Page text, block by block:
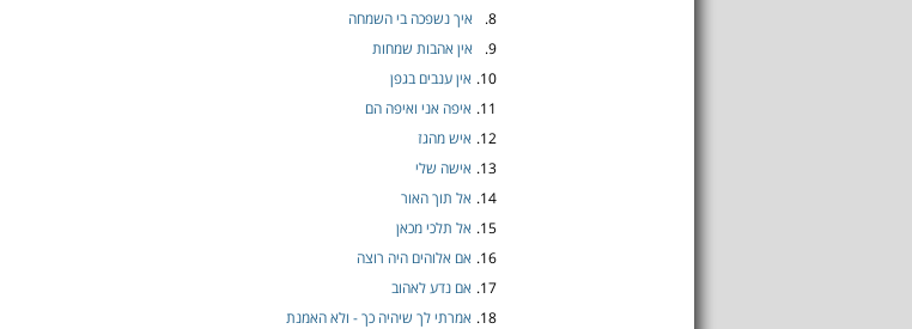
8.
איך נשפכה בי השמחה
9.
אין אהבות שמחות
10. אין ענבים בגפן
11. איפה אני ואיפה הם
12. איש מהגז
13. אישה שלי
14. אל תוך האור
15. אל תלכי מכאן
16. אם אלוהים היה רוצה
17. אם נדע לאהוב
18. אמרתי לך שיהיה כך - ולא האמנת